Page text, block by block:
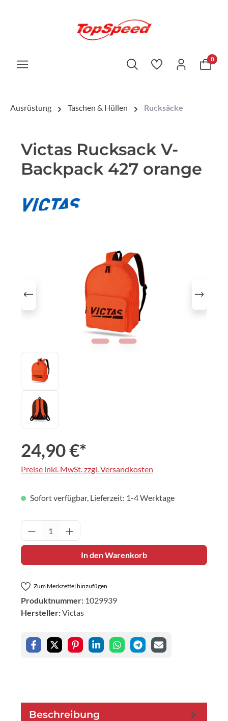
0
Ausrüstung Taschen & Hüllen Rucksäcke
Victas Rucksack V-
Backpack 427 orange
24,90 €*
Preise inkl. MwSt. zzgl. Versandkosten
Sofort verfügbar, Lieferzeit: 1-4 Werktage
Produkt Anzahl: Gib den gewünschten
In den Warenkorb
Zum Merkzettel hinzufügen
Produktnummer: 1029939
Hersteller:Victas
Beschreibung